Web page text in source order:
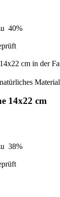
40%
Material
14x22 cm
38%